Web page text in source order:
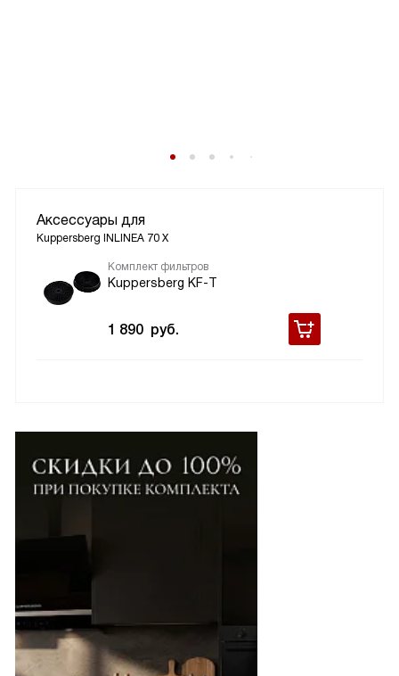
Аксессуары для
Kuppersberg INLINEA 70 X
Комплект фильтров
Kuppersberg KF-T
1 890 руб.